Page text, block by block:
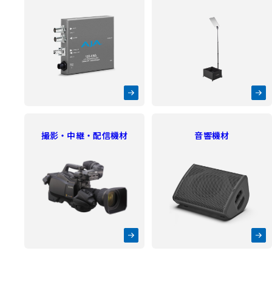
撮影・中継・配信機材 音響機材